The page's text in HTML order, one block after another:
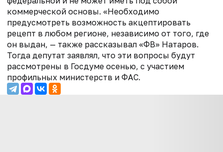
коммерческой основы. «Необходимо
предусмотреть возможность акцептировать
рецепт в любом регионе, независимо от того, где
он выдан, — также рассказывал «ФВ» Натаров.
Тогда депутат заявлял, что эти вопросы будут
рассмотрены в Госдуме осенью, с участием
профильных министерств и ФАС.